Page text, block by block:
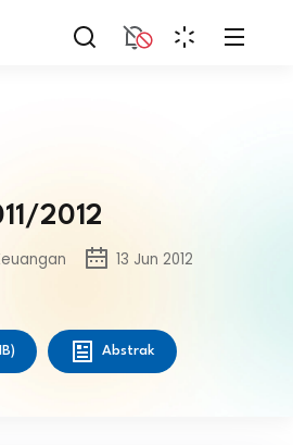
2012
13 Jun 2012
Abstrak